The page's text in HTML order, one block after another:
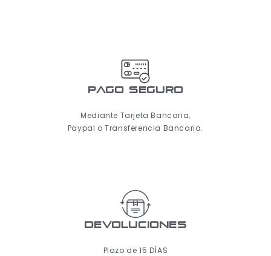
pago seguro
Mediante Tarjeta Bancaria,
Paypal o Transferencia Bancaria.
Devoluciones
Plazo de 15 DÍAS